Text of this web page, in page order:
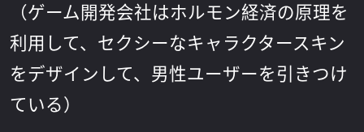
（ゲーム開発会社はホルモン経済の原理を
利用して、セクシーなキャラクタースキン
をデザインして、男性ユーザーを引きつけ
ている）